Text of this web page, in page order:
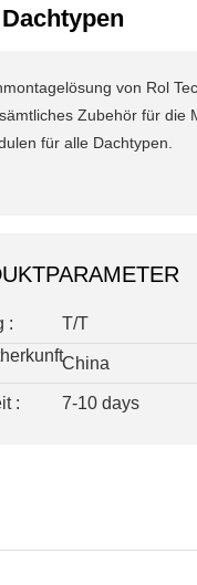
von Rol
Zubehör für die
für alle Dachtypen.
:
T/T
China
: 7-10 days